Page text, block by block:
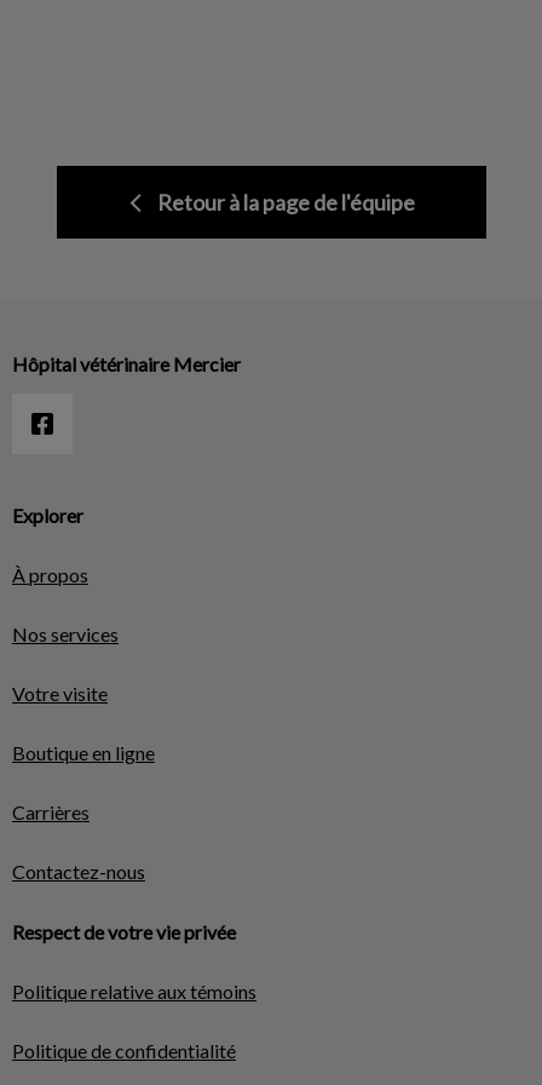
Retour à la page de l'équipe
Explorer
À propos
Nos services
Votre visite
Boutique en ligne
Carrières
Contactez-nous
Respect de votre vie privée
Politique relative aux témoins
Politique de confidentialité
Hôpital vétérinaire Mercier